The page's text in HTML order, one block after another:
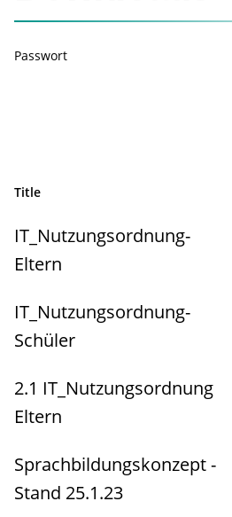
Passwort
Title
IT_Nutzungsordnung-
Eltern
IT_Nutzungsordnung-
Schüler
2.1 IT_Nutzungsordnung
Eltern
Sprachbildungskonzept -
Stand 25.1.23